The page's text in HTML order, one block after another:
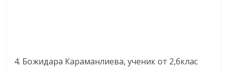
4. Божидара Караманлиева, ученик от 2,бклас